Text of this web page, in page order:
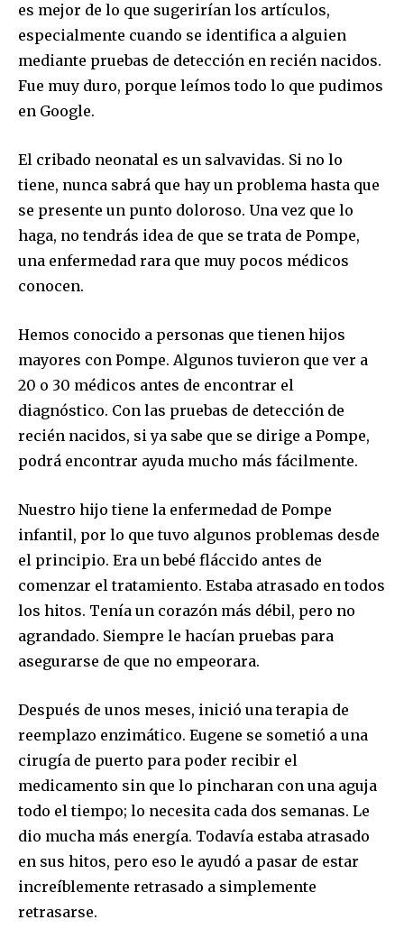
es mejor de lo que sugerirían los artículos,
especialmente cuando se identifica a alguien
mediante pruebas de detección en recién nacidos.
Fue muy duro, porque leímos todo lo que pudimos
en Google.
El cribado neonatal es un salvavidas. Si no lo
tiene, nunca sabrá que hay un problema hasta que
se presente un punto doloroso. Una vez que lo
haga, no tendrás idea de que se trata de Pompe,
una enfermedad rara que muy pocos médicos
conocen.
Hemos conocido a personas que tienen hijos
mayores con Pompe. Algunos tuvieron que ver a
20 o 30 médicos antes de encontrar el
diagnóstico. Con las pruebas de detección de
recién nacidos, si ya sabe que se dirige a Pompe,
podrá encontrar ayuda mucho más fácilmente.
Nuestro hijo tiene la enfermedad de Pompe
infantil, por lo que tuvo algunos problemas desde
el principio. Era un bebé fláccido antes de
comenzar el tratamiento. Estaba atrasado en todos
los hitos. Tenía un corazón más débil, pero no
agrandado. Siempre le hacían pruebas para
asegurarse de que no empeorara.
Después de unos meses, inició una terapia de
reemplazo enzimático. Eugene se sometió a una
cirugía de puerto para poder recibir el
medicamento sin que lo pincharan con una aguja
todo el tiempo; lo necesita cada dos semanas. Le
dio mucha más energía. Todavía estaba atrasado
en sus hitos, pero eso le ayudó a pasar de estar
increíblemente retrasado a simplemente
retrasarse.